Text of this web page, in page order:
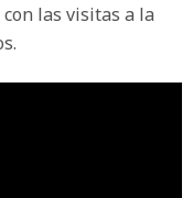
las visitas a la